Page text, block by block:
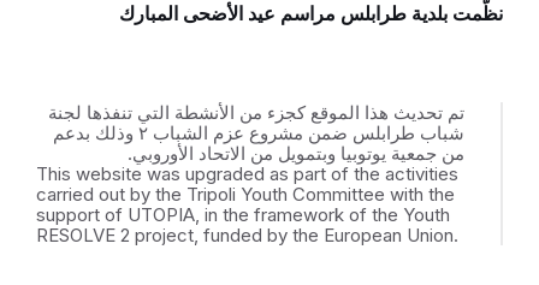
نظّمت بلدية طرابلس مراسم عيد الأضحى المبارك
تم تحديث هذا الموقع كجزء من الأنشطة التي تنفذها لجنة
شباب طرابلس ضمن مشروع عزم الشباب ٢ وذلك بدعم
من جمعية يوتوبيا وبتمويل من الاتحاد الأوروبي.
This website was upgraded as part of the activities
carried out by the Tripoli Youth Committee with the
support of UTOPIA, in the framework of the Youth
RESOLVE 2 project, funded by the European Union.